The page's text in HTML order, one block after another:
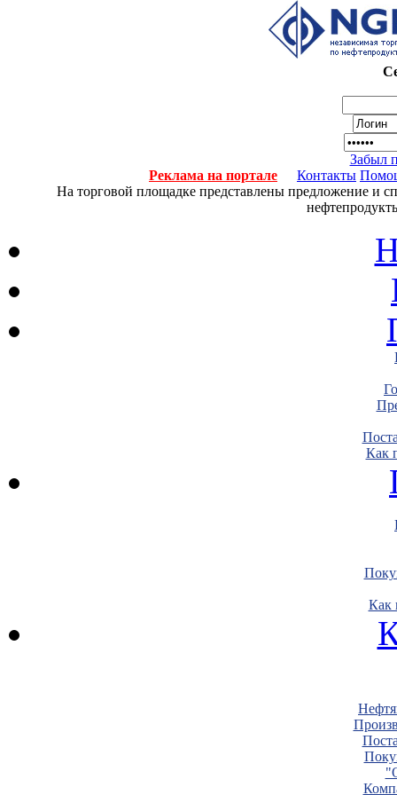
Забыл
Реклама на портале
Контакты
На торговой площадке представлены предложение и
Как
Как